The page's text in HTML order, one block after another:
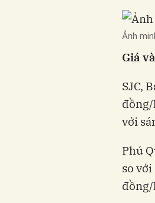
Ảnh
Giá
SJC,
đồng/
với
Phú
so
đồng/